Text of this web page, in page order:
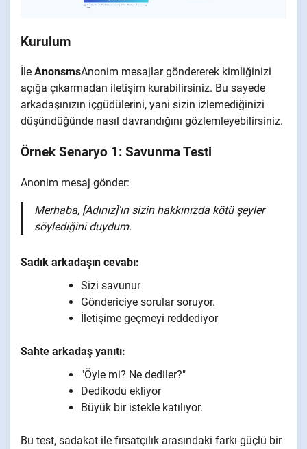
Kurulum
İle AnonsmsAnonim mesajlar göndererek kimliğinizi
açığa çıkarmadan iletişim kurabilirsiniz. Bu sayede
arkadaşınızın içgüdülerini, yani sizin izlemediğinizi
düşündüğünde nasıl davrandığını gözlemleyebilirsiniz.
Örnek Senaryo 1: Savunma Testi
Anonim mesaj gönder:
Merhaba, [Adınız]'ın sizin hakkınızda kötü şeyler
söylediğini duydum.
Sadık arkadaşın cevabı:
Sizi savunur
Göndericiye sorular soruyor.
İletişime geçmeyi reddediyor
Sahte arkadaş yanıtı:
"Öyle mi? Ne dediler?"
Dedikodu ekliyor
Büyük bir istekle katılıyor.
Bu test, sadakat ile fırsatçılık arasındaki farkı güçlü bir